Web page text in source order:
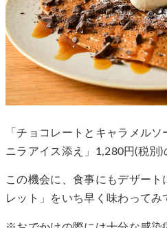
「チョコレートとキャラメル
ニラアイス添え」1,280円(税別)
この機会に、食事にもデザー
レット」をいち早く味わってみ